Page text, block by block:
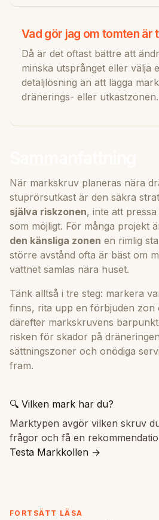
Vad gör jag om tomten är
Då är det oftast bättre att
minska utsprånget eller välja
detaljlösning än att lägga
dränerings- eller utkastzonen.
När markskruv planeras nära
stuprörsutkast är den säkra
själva riskzonen, inte att
som möjligt. För många projekt
den känsliga zonen en rimlig
större avstånd ofta är bäst om
vattnet samlas nära huset.
Tänk alltså i tre steg: markera
finns, rita upp en förbjuden
därefter markskruvens
risken för skador på
sättningszoner och onödiga
fram.
🔍 Vilken mark har du?
Marktypen avgör vilken skruv
frågor och få en
Testa Markkollen →
FORTSÄTT LÄSA